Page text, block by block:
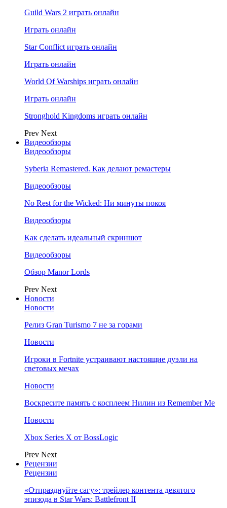
Guild Wars 2 играть онлайн
Играть онлайн
Star Conflict играть онлайн
Играть онлайн
World Of Warships играть онлайн
Играть онлайн
Stronghold Kingdoms играть онлайн
Prev Next
Видеообзоры
Видеообзоры
Syberia Remastered. Как делают ремастеры
Видеообзоры
No Rest for the Wicked: Ни минуты покоя
Видеообзоры
Как сделать идеальный скриншот
Видеообзоры
Обзор Manor Lords
Prev Next
Новости
Новости
Релиз Gran Turismo 7 не за горами
Новости
Игроки в Fortnite устраивают настоящие дуэли на
световых мечах
Новости
Воскресите память с косплеем Нилин из Remember Me
Новости
Xbox Series X от BossLogic
Prev Next
Рецензии
Рецензии
«Отпразднуйте сагу»: трейлер контента девятого
эпизода в Star Wars: Battlefront II